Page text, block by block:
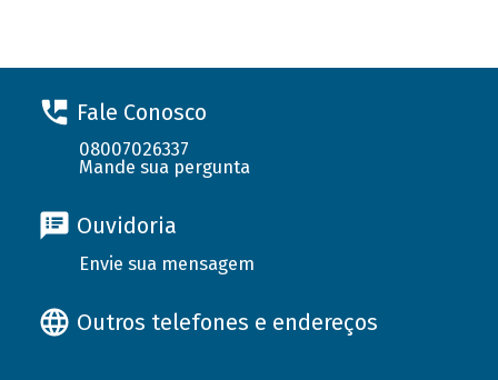
Fale Conosco
08007026337
Mande sua pergunta
Ouvidoria
Envie sua mensagem
Outros telefones e endereços